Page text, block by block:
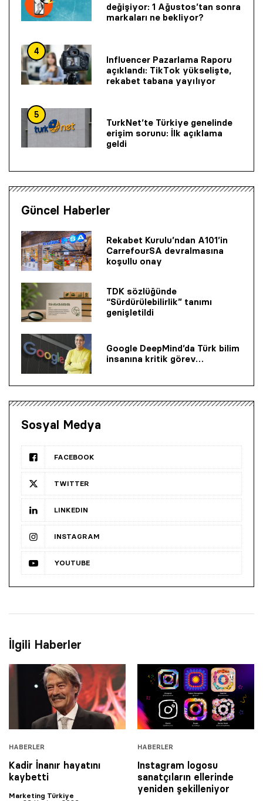
değişiyor: 1 Ağustos’tan sonra
markaları ne bekliyor?
4
Influencer Pazarlama Raporu
açıklandı: TikTok yükselişte,
rekabet tabana yayılıyor
5
TurkNet’te Türkiye genelinde
erişim sorunu: İlk açıklama
geldi
Güncel Haberler
Rekabet Kurulu’ndan A101’in
CarrefourSA devralmasına
koşullu onay
TDK sözlüğünde
“Sürdürülebilirlik” tanımı
genişletildi
Google DeepMind’da Türk bilim
insanına kritik görev…
Sosyal Medya
FACEBOOK
TWITTER
LINKEDIN
INSTAGRAM
YOUTUBE
İlgili Haberler
HABERLER
Kadir İnanır hayatını
kaybetti
Marketing Türkiye
HABERLER
Instagram logosu
sanatçıların ellerinde
yeniden şekilleniyor